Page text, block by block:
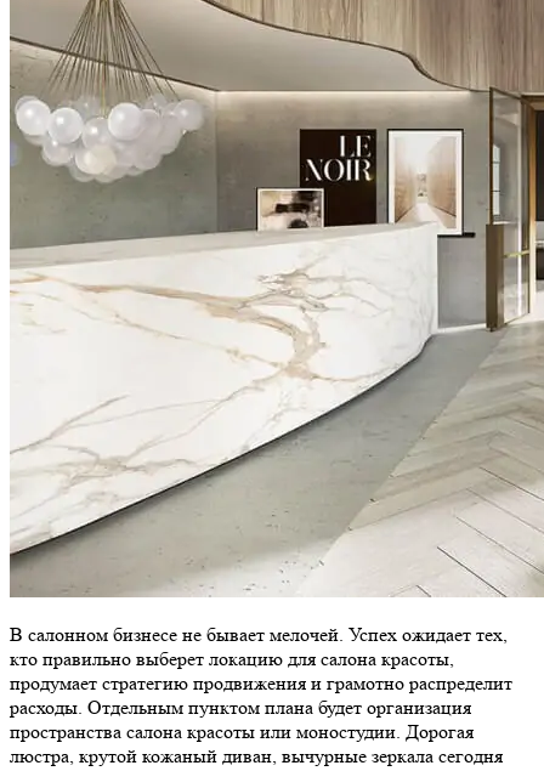
В салонном бизнесе не бывает мелочей. Успех ожидает тех,
кто правильно выберет локацию для салона красоты,
продумает стратегию продвижения и грамотно распределит
расходы. Отдельным пунктом плана будет организация
пространства салона красоты или моностудии. Дорогая
люстра, крутой кожаный диван, вычурные зеркала сегодня